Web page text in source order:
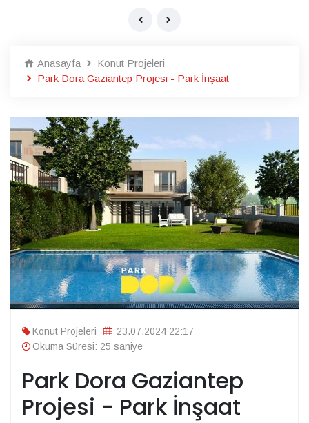
Anasayfa
Konut Projeleri
Park Dora Gaziantep Projesi - Park İnşaat
Konut Projeleri
23.07.2024 22:17
Okuma Süresi: 25 saniye
Park Dora Gaziantep
Projesi - Park İnşaat